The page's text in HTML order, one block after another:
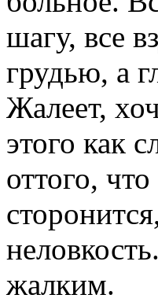
шагу, все
грудью, а
Жалеет,
этого как
оттого,
жалким.